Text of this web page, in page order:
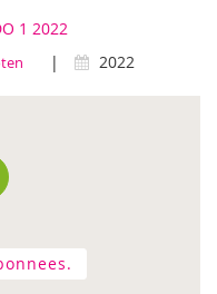
1 2022
| 2022